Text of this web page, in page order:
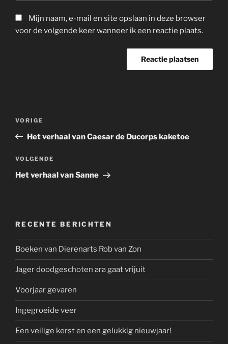
Mijn naam, e-mail en site opslaan in deze browser
voor de volgende keer wanneer ik een reactie plaats.
Vorig
bericht
VORIGE
Het verhaal van Caesar de Ducorps kaketoe
Volgend
bericht
VOLGENDE
Het verhaal van Sanne
RECENTE BERICHTEN
Boeken van Dierenarts Rob van Zon
Jager doodgeschoten ara gaat vrijuit
Voorjaar gevaren
Ingegroeide veer
Een veilige kerst en een gelukkig nieuwjaar!